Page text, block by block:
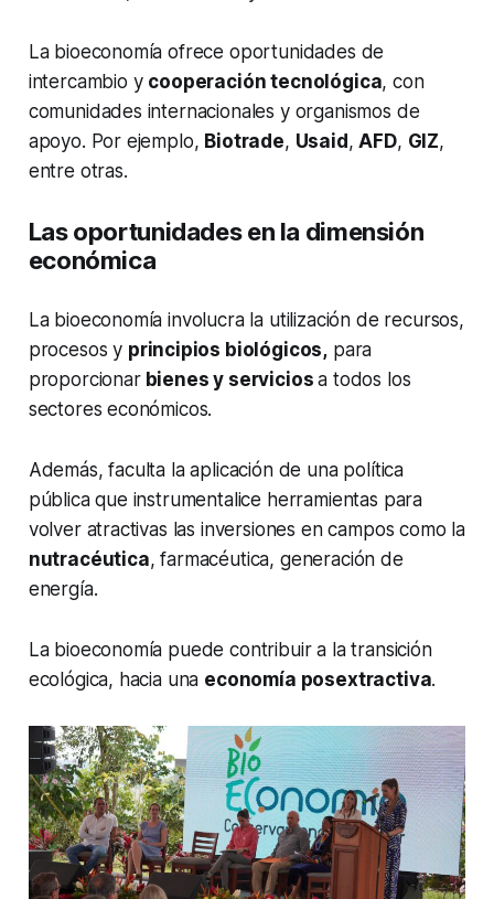
La bioeconomía ofrece oportunidades de
intercambio y cooperación tecnológica, con
comunidades internacionales y organismos de
apoyo. Por ejemplo, Biotrade, Usaid ,AFD, GIZ,
entre otras.
Las oportunidades en la dimensión
económica
La bioeconomía involucra la utilización de recursos,
procesos y principios biológicos, para
proporcionarbienes y serviciosa todos los
sectores económicos.
Además, faculta la aplicación de una política
pública que instrumentalice herramientas para
volver atractivas las inversiones en campos como la
nutracéutica, farmacéutica, generación de
energía.
La bioeconomía puede contribuir a la transición
ecológica, hacia una economía posextractiva.